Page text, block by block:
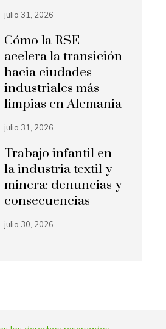
julio 31, 2026
Cómo la RSE
acelera la transición
hacia ciudades
industriales más
limpias en Alemania
julio 31, 2026
Trabajo infantil en
la industria textil y
minera: denuncias y
consecuencias
julio 30, 2026